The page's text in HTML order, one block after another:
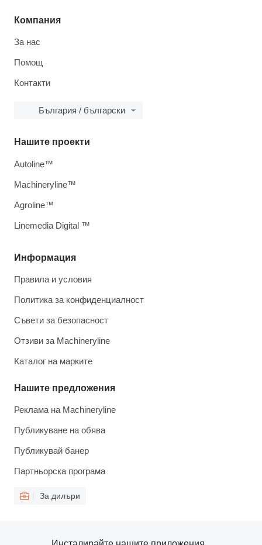
Компания
За нас
Помощ
Контакти
България / български
Информация
Правила и условия
Политика за конфиденциалност
Съвети за безопасност
Отзиви за Machineryline
Каталог на марките
Нашите предложения
Реклама на Machineryline
Публикуване на обява
Публикувай банер
Партньорска програма
За дилъри
Нашите проекти
Autoline™
Machineryline™
Agroline™
Linemedia Digital ™